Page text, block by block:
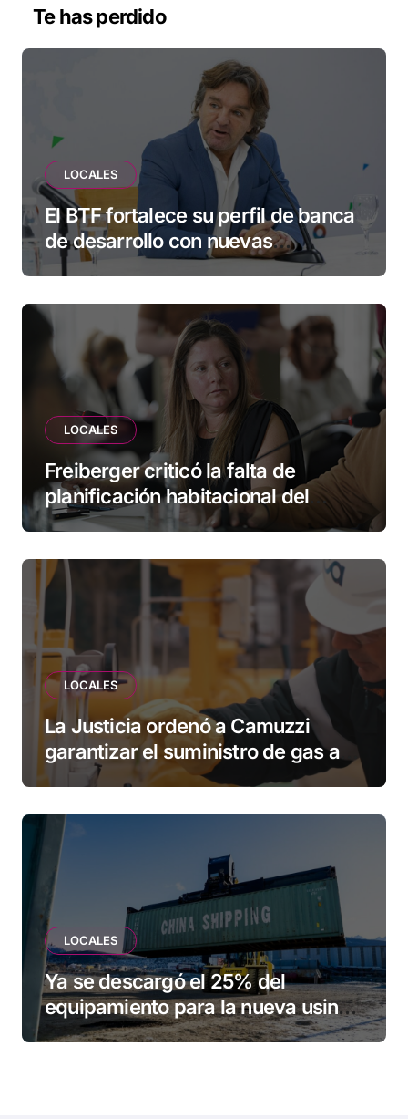
Te has perdido
LOCALES
El BTF fortalece su perfil de banca
de desarrollo con nuevas
herramientas para familias y
LOCALES
Freiberger criticó la falta de
planificación habitacional del
Municipio: “Vuoto deja afuera a
esperando”
LOCALES
La Justicia ordenó a Camuzzi
garantizar el suministro de gas a
una familia de Tolhuin
LOCALES
Ya se descargó el 25% del
equipamiento para la nueva usina
de Ushuaia